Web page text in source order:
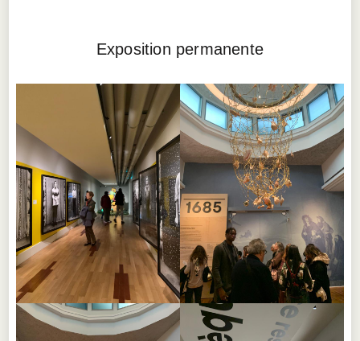
Exposition permanente